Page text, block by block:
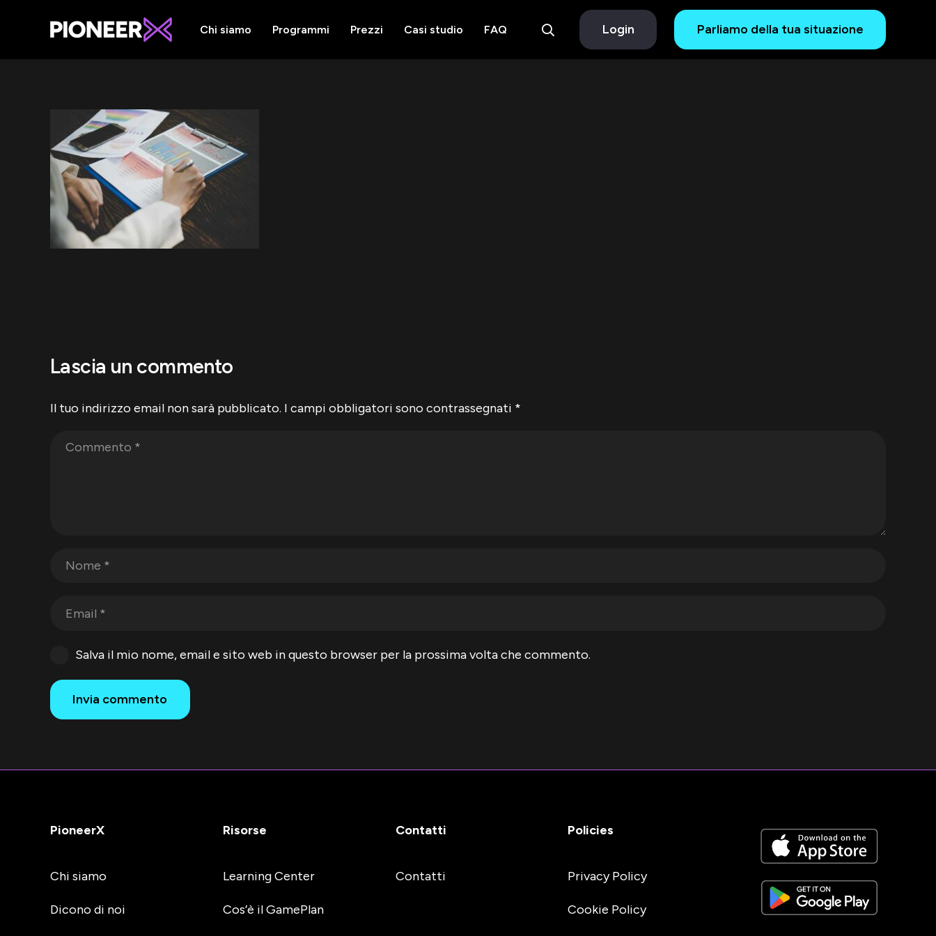
Chi siamo Programmi Prezzi Casi studio FAQ Login Parliamo della tua situazione
Lascia un commento
Il tuo indirizzo email non sarà pubblicato. I campi obbligatori sono contrassegnati *
Salva il mio nome, email e sito web in questo browser per la prossima volta che commento.
Invia commento
PioneerX
Chi siamo
Dicono di noi
Risorse
Learning Center
Cos’è il GamePlan
Contatti
Contatti
Policies
Privacy Policy
Cookie Policy